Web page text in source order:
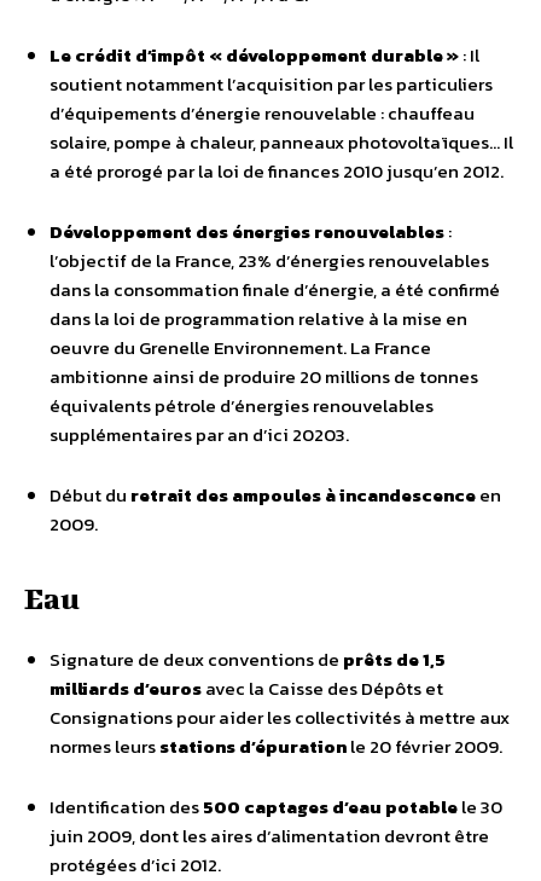
Le crédit d’impôt « développement durable »: Il
soutient notamment l’acquisition par les particuliers
d’équipements d’énergie renouvelable : chauffeau
solaire, pompe à chaleur, panneaux photovoltaïques… Il
a été prorogé par la loi de finances 2010 jusqu’en 2012.
Développement des énergies renouvelables:
l’objectif de la France, 23% d’énergies renouvelables
dans la consommation finale d’énergie, a été confirmé
dans la loi de programmation relative à la mise en
oeuvre du Grenelle Environnement. La France
ambitionne ainsi de produire 20 millions de tonnes
équivalents pétrole d’énergies renouvelables
supplémentaires par an d’ici 20203.
Début du retrait des ampoules à incandescenceen
2009.
Eau
Signature de deux conventions de prêts de 1,5
milliards d’eurosavec la Caisse des Dépôts et
Consignations pour aider les collectivités à mettre aux
normes leursstations d’épurationle 20 février 2009.
Identification des500 captages d’eau potablele 30
juin 2009, dont les aires d‘alimentation devront être
protégées d’ici 2012.